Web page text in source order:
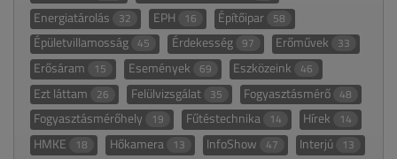
Energiatárolás 32 EPH 16 Építőipar 58
Épületvillamosság 45 Érdekesség 97 Erőművek 33
Erősáram 15 Események 69 Eszközeink 46
Ezt láttam 26 Felülvizsgálat 35 Fogyasztásmérő 48
Fogyasztásmérőhely 19 Fűtéstechnika 14 Hírek 14
HMKE 18 Hőkamera 13 InfoShow 47 Interjú 13